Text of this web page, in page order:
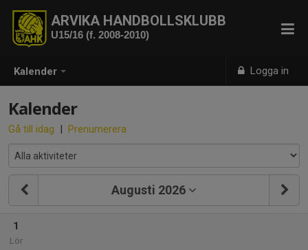
Kalender Logga in
ARVIKA HANDBOLLSKLUBB
U15/16 (f. 2008-2010)
Kalender
Gå till idag | Prenumerera
Augusti 2026
1
Lör